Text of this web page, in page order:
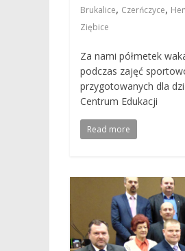
Brukalice, Czerńczyce,
Ziębice
Za nami półmetek
podczas zajęć
przygotowanych dla
Centrum Edukacji
Read more